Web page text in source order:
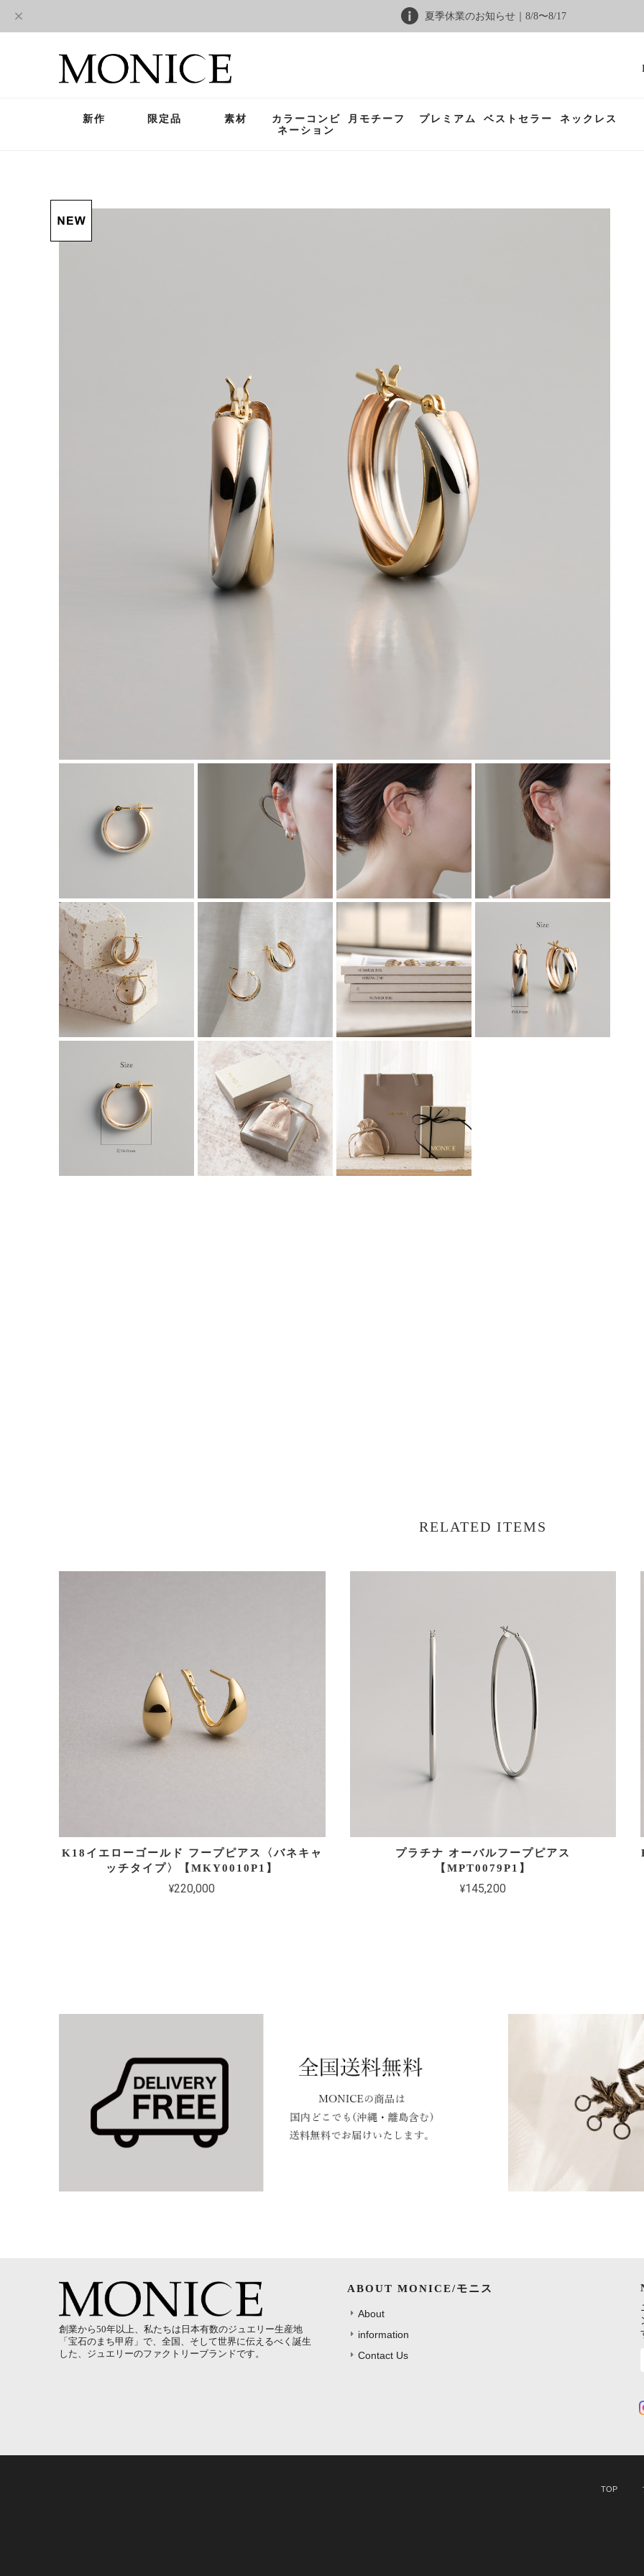
夏季休業のお知らせ｜8/8〜8/17
新作 限定品 素材
カラーコンビ
ネーション
月モチーフ プレミアム ベストセラー ネックレス
RELATED ITEMS
K18イエローゴールド フープピアス〈バネキャ
ッチタイプ〉【MKY0010P1】
¥220,000
プラチナ オーバルフープピアス
【MPT0079P1】
¥145,200
創業から50年以上、私たちは日本有数のジュエリー生産地
「宝石のまち甲府」で、全国、そして世界に伝えるべく誕生
した、ジュエリーのファクトリーブランドです。
ABOUT MONICE/モニス
About
information
Contact Us
TOP